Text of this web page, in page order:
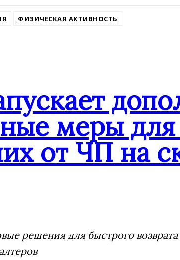
ФИЗИЧЕСКАЯ АКТИВНОСТЬ
меры
от ЧП на
решения для быстрого